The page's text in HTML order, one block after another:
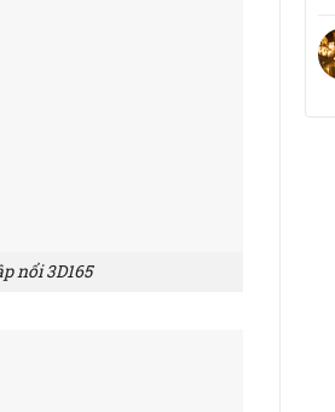
nổi 3D165